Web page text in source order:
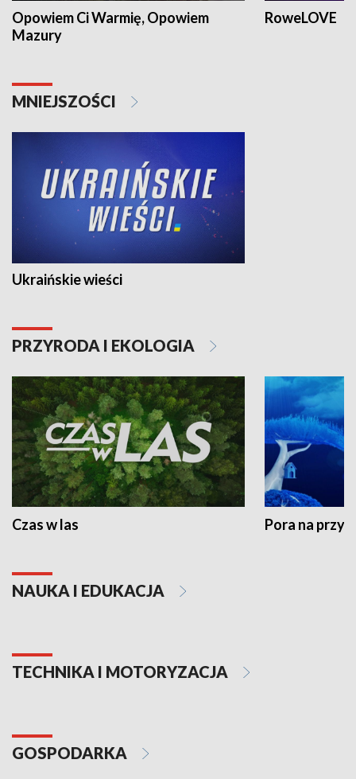
Opowiem Ci Warmię, Opowiem
Mazury
RoweLOVE
MNIEJSZOŚCI
Ukraińskie wieści
PRZYRODA I EKOLOGIA
Czas w las Pora na
NAUKA I EDUKACJA
TECHNIKA I MOTORYZACJA
GOSPODARKA